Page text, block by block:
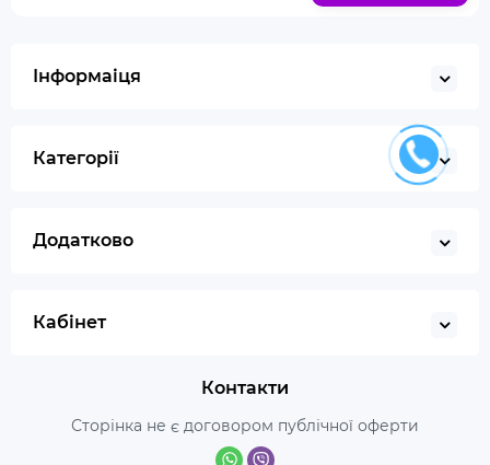
Інформаіця
Категорії
Додатково
Кабінет
Контакти
Сторінка не є договором публічної оферти